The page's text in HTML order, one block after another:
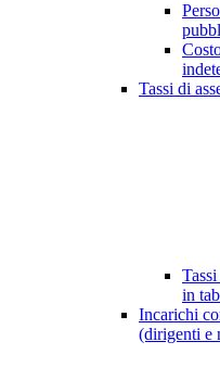
Tassi di
in
Incarichi
(dirigenti e